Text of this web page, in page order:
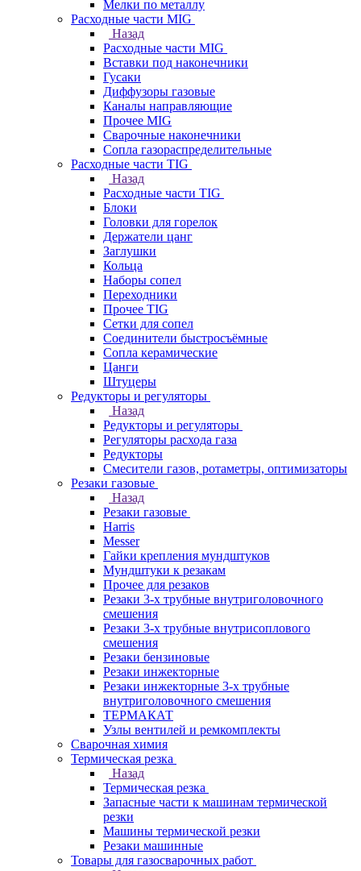
Мелки по металлу
Расходные части MIG
Назад
Расходные части MIG
Вставки под наконечники
Гусаки
Диффузоры газовые
Каналы направляющие
Прочее MIG
Сварочные наконечники
Сопла газораспределительные
Расходные части TIG
Назад
Расходные части TIG
Блоки
Головки для горелок
Держатели цанг
Заглушки
Кольца
Наборы сопел
Переходники
Прочее TIG
Сетки для сопел
Соединители быстросъёмные
Сопла керамические
Цанги
Штуцеры
Редукторы и регуляторы
Назад
Редукторы и регуляторы
Регуляторы расхода газа
Редукторы
Смесители газов, ротаметры, оптимизаторы
Резаки газовые
Назад
Резаки газовые
Harris
Messer
Гайки крепления мундштуков
Мундштуки к резакам
Прочее для резаков
Резаки 3-х трубные внутриголовочного
смешения
Резаки 3-х трубные внутрисоплового
смешения
Резаки бензиновые
Резаки инжекторные
Резаки инжекторные 3-х трубные
внутриголовочного смешения
ТЕРМАКАТ
Узлы вентилей и ремкомплекты
Сварочная химия
Термическая резка
Назад
Термическая резка
Запасные части к машинам термической
резки
Машины термической резки
Резаки машинные
Товары для газосварочных работ